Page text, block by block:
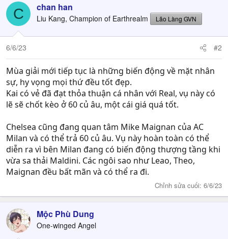
c
i
o
n
C chan han
Liu Kang, Champion of Earthrealm Lão Làng GVN
6/6/23 #2
Mùa giải mới tiếp tục là những biến động về mặt nhân
sự, hy vọng mọi thứ đều tốt đẹp.
Kai có vẻ đã đạt thỏa thuận cá nhân với Real, vụ này có
lẽ sẽ chốt kèo ở 60 củ âu, một cái giá quá tốt.
Chelsea cũng đang quan tâm Mike Maignan của AC
Milan và có thể trả 60 củ âu. Vụ này hoàn toàn có thể
diễn ra vì bên Milan đang có biến động thượng tầng khi
vừa sa thải Maldini. Các ngôi sao như Leao, Theo,
Maignan đều bất mãn và có thể ra đi.
Chỉnh sửa cuối: 6/6/23
Mộc Phù Dung
One-winged Angel